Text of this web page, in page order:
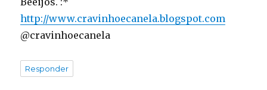
http://www.cravinhoecanela.blogspot.com
@cravinhoecanela
Responder